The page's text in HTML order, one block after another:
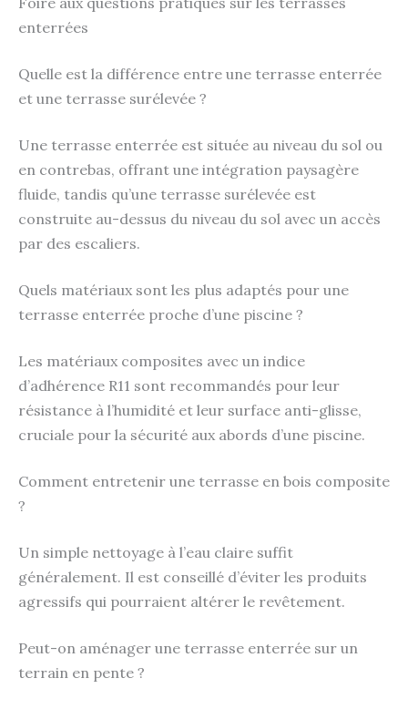
enterrées
Quelle est la différence entre une terrasse enterrée
et une terrasse surélevée ?
Une terrasse enterrée est située au niveau du sol ou
en contrebas, offrant une intégration paysagère
fluide, tandis qu’une terrasse surélevée est
construite au-dessus du niveau du sol avec un accès
par des escaliers.
Quels matériaux sont les plus adaptés pour une
terrasse enterrée proche d’une piscine ?
Les matériaux composites avec un indice
d’adhérence R11 sont recommandés pour leur
résistance à l’humidité et leur surface anti-glisse,
cruciale pour la sécurité aux abords d’une piscine.
Comment entretenir une terrasse en bois composite
?
Un simple nettoyage à l’eau claire suffit
généralement. Il est conseillé d’éviter les produits
agressifs qui pourraient altérer le revêtement.
Peut-on aménager une terrasse enterrée sur un
terrain en pente ?